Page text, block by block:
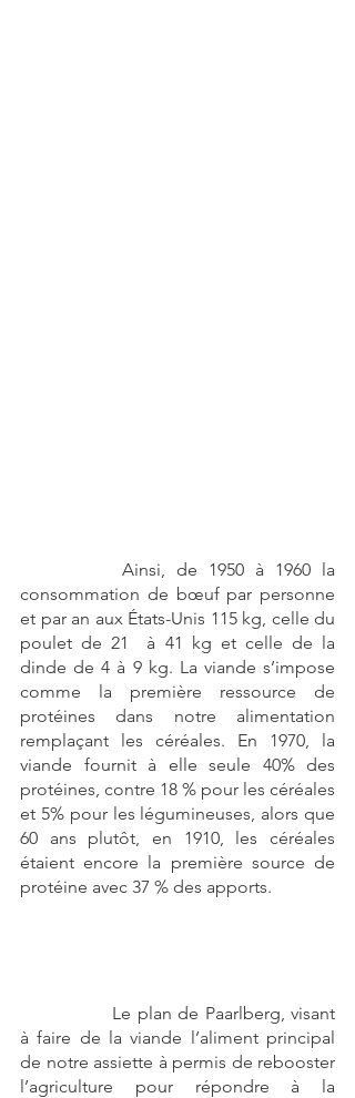
consommation de bœuf par personne
et par an aux États-Unis 115 kg, celle du
poulet de 21  à 41 kg et celle de la
dinde de 4 à 9 kg. La viande s’impose
comme la première ressource de
protéines dans notre alimentation
remplaçant les céréales. En 1970, la
viande fournit à elle seule 40% des
protéines, contre 18 % pour les céréales
et 5% pour les légumineuses, alors que
60 ans plutôt, en 1910, les céréales
étaient encore la première source de
protéine avec 37 % des apports.
à faire de la viande l’aliment principal
de notre assiette à permis de rebooster
l’agriculture pour répondre à la